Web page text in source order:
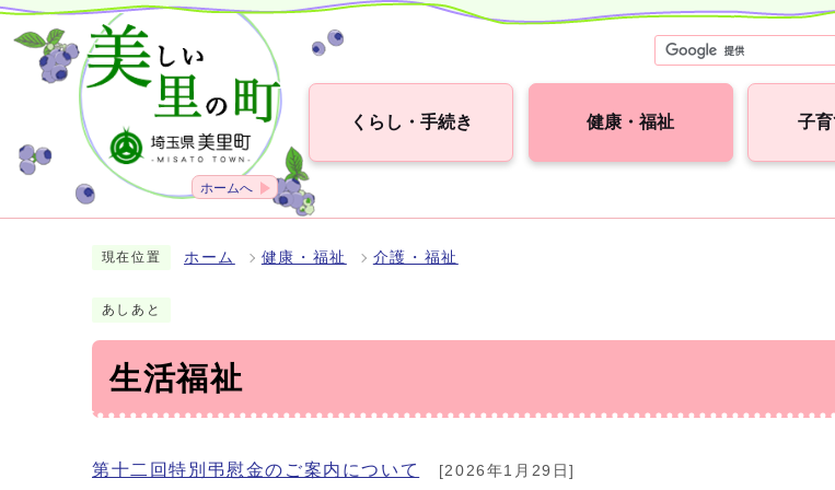
ホームへ
くらし・手続き 健康・福祉 子
現在位置 ホーム 健康・福祉 介護・福祉
あしあと
生活福祉
第十二回特別弔慰金のご案内について [2026年1月29日]